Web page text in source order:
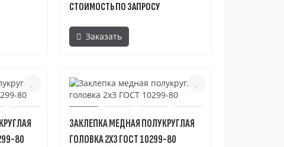
СТОИМОСТЬ ПО ЗАПРОСУ
Заказать
80
ЗАКЛЕПКА МЕДНАЯ ПОЛУКРУГЛАЯ
ГОЛОВКА 2X3 ГОСТ 10299-80